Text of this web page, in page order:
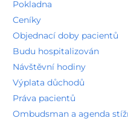
Informace pro pozůstalé
Sportovní medicína
Nutriční poradna
Zdravotně sociální služby
Duchovní služby
Program prevence